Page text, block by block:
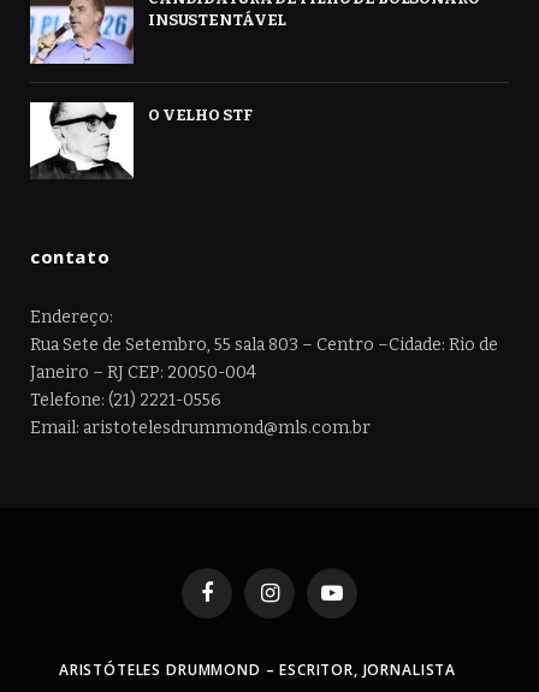
INSUSTENTÁVEL
O VELHO STF
contato
Endereço:
Rua Sete de Setembro, 55 sala 803 – Centro –Cidade: Rio de
Janeiro – RJ CEP: 20050-004
Telefone: (21) 2221-0556
Email: aristotelesdrummond@mls.com.br
FacebookInstagramYouTube
ARISTÓTELES DRUMMOND – ESCRITOR, JORNALISTA